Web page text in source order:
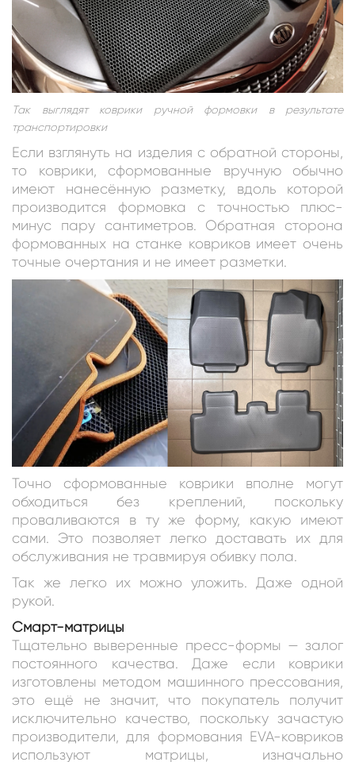
Так выглядят коврики ручной формовки в результате
транспортировки
Если взглянуть на изделия с обратной стороны,
то коврики, сформованные вручную обычно
имеют нанесённую разметку, вдоль которой
производится формовка с точностью плюс-
минус пару сантиметров. Обратная сторона
формованных на станке ковриков имеет очень
точные очертания и не имеет разметки.
Точно сформованные коврики вполне могут
обходиться без креплений, поскольку
проваливаются в ту же форму, какую имеют
сами. Это позволяет легко доставать их для
обслуживания не травмируя обивку пола.
Так же легко их можно уложить. Даже одной
рукой.
Смарт-матрицы
Тщательно выверенные пресс-формы — залог
постоянного качества. Даже если коврики
изготовлены методом машинного прессования,
это ещё не значит, что покупатель получит
исключительно качество, поскольку зачастую
производители, для формования EVA-ковриков
используют матрицы, изначально